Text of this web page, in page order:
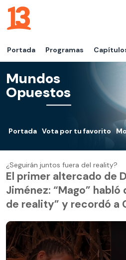
Portada Programas
Mundos
Opuestos
Portada Vota por tu favorito
¿Seguirán juntos fuera del reality?
El primer altercado de
Jiménez: “Mago” habló
de reality” y recordó a